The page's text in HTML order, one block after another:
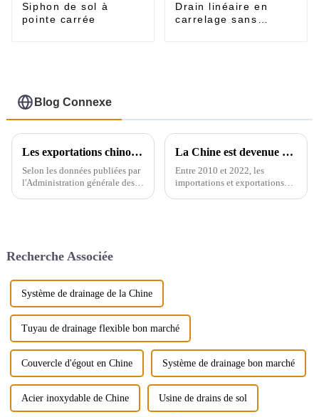
Siphon de sol à
pointe carrée
Drain linéaire en
carrelage sans
Blog Connexe
Les exportations chinoises d'appareils sanitaires
Selon les données publiées par
l'Administration générale des
générale à la hausse. En 2021,...
La Chine est devenue un exportateur majeur de produits sanitaires
Entre 2010 et 2022, les
importations et exportations
Recherche Associée
Système de drainage de la Chine
Tuyau de drainage flexible bon marché
Couvercle d'égout en Chine Système de drainage bon marché
Acier inoxydable de Chine Usine de drains de sol